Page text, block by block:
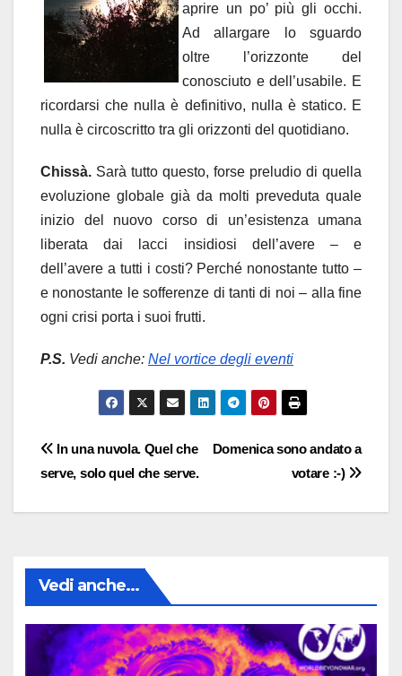
aprire un po’ più gli occhi.
Ad allargare lo sguardo
oltre l’orizzonte del
conosciuto e dell’usabile. E
ricordarsi che nulla è definitivo, nulla è statico. E
nulla è circoscritto tra gli orizzonti del quotidiano.
Chissà. Sarà tutto questo, forse preludio di quella
evoluzione globale già da molti preveduta quale
inizio del nuovo corso di un’esistenza umana
liberata dai lacci insidiosi dell’avere – e
dell’avere a tutti i costi? Perché nonostante tutto –
e nonostante le sofferenze di tanti di noi – alla fine
ogni crisi porta i suoi frutti.
P.S. Vedi anche: Nel vortice degli eventi
Navigazione
articoli
Domenica sono andato a
votare :-)
In una nuvola. Quel che
serve, solo quel che serve.
Vedi anche...